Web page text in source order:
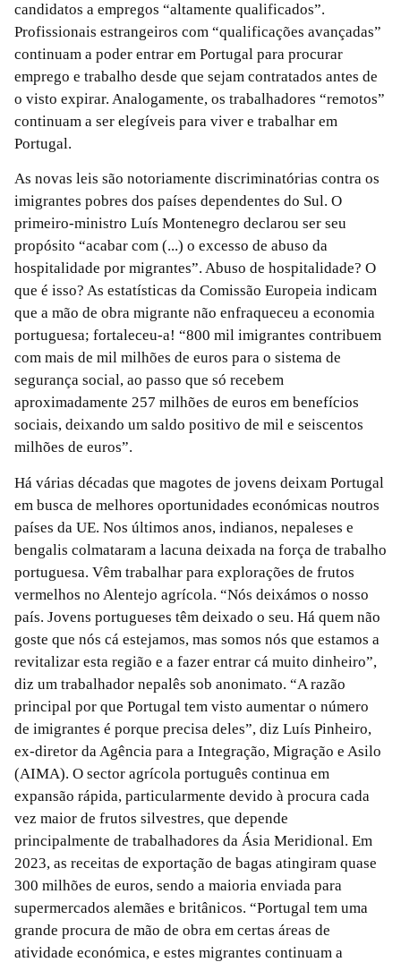
candidatos a empregos “altamente qualificados”.
Profissionais estrangeiros com “qualificações avançadas”
continuam a poder entrar em Portugal para procurar
emprego e trabalho desde que sejam contratados antes de
o visto expirar. Analogamente, os trabalhadores “remotos”
continuam a ser elegíveis para viver e trabalhar em
Portugal.
As novas leis são notoriamente discriminatórias contra os
imigrantes pobres dos países dependentes do Sul. O
primeiro-ministro Luís Montenegro declarou ser seu
propósito “acabar com (...) o excesso de abuso da
hospitalidade por migrantes”. Abuso de hospitalidade? O
que é isso? As estatísticas da Comissão Europeia indicam
que a mão de obra migrante não enfraqueceu a economia
portuguesa; fortaleceu-a! “800 mil imigrantes contribuem
com mais de mil milhões de euros para o sistema de
segurança social, ao passo que só recebem
aproximadamente 257 milhões de euros em benefícios
sociais, deixando um saldo positivo de mil e seiscentos
milhões de euros”.
Há várias décadas que magotes de jovens deixam Portugal
em busca de melhores oportunidades económicas noutros
países da UE. Nos últimos anos, indianos, nepaleses e
bengalis colmataram a lacuna deixada na força de trabalho
portuguesa. Vêm trabalhar para explorações de frutos
vermelhos no Alentejo agrícola. “Nós deixámos o nosso
país. Jovens portugueses têm deixado o seu. Há quem não
goste que nós cá estejamos, mas somos nós que estamos a
revitalizar esta região e a fazer entrar cá muito dinheiro”,
diz um trabalhador nepalês sob anonimato. “A razão
principal por que Portugal tem visto aumentar o número
de imigrantes é porque precisa deles”, diz Luís Pinheiro,
ex-diretor da Agência para a Integração, Migração e Asilo
(AIMA). O sector agrícola português continua em
expansão rápida, particularmente devido à procura cada
vez maior de frutos silvestres, que depende
principalmente de trabalhadores da Ásia Meridional. Em
2023, as receitas de exportação de bagas atingiram quase
300 milhões de euros, sendo a maioria enviada para
supermercados alemães e britânicos. “Portugal tem uma
grande procura de mão de obra em certas áreas de
atividade económica, e estes migrantes continuam a